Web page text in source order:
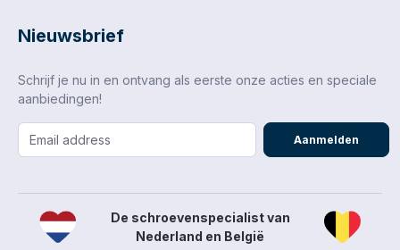
Nieuwsbrief
Schrijf je nu in en ontvang als eerste onze acties en speciale
aanbiedingen!
Aanmelden
De schroevenspecialist van
Nederland en België